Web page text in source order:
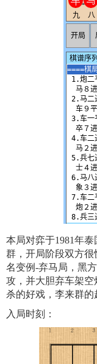
本局对弈于1981年
群，开局阶段双方
名变例-弃马局，黑
攻，并大胆弃车架
杀的好戏，李来群的
入局时刻：